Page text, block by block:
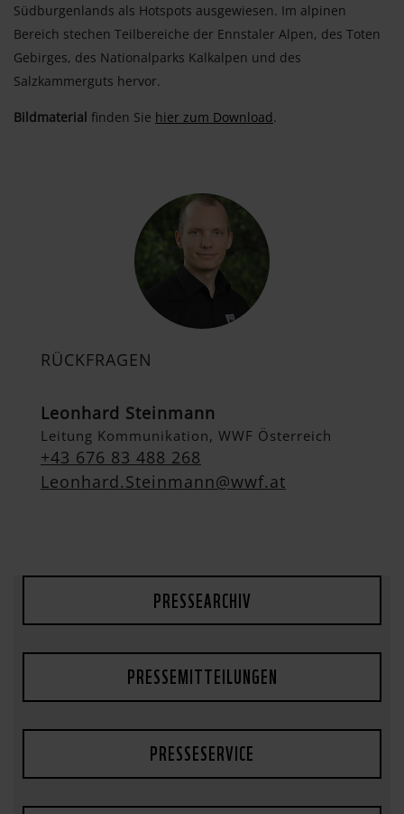
Südburgenlands als Hotspots ausgewiesen. Im alpinen
Bereich stechen Teilbereiche der Ennstaler Alpen, des Toten
Gebirges, des Nationalparks Kalkalpen und des
Salzkammerguts hervor.
Bildmaterial finden Sie hier zum Download.
RÜCKFRAGEN
Leonhard Steinmann
Leitung Kommunikation, WWF Österreich
+43 676 83 488 268
Leonhard.Steinmann@wwf.at
PRESSEARCHIV
PRESSEMITTEILUNGEN
PRESSESERVICE